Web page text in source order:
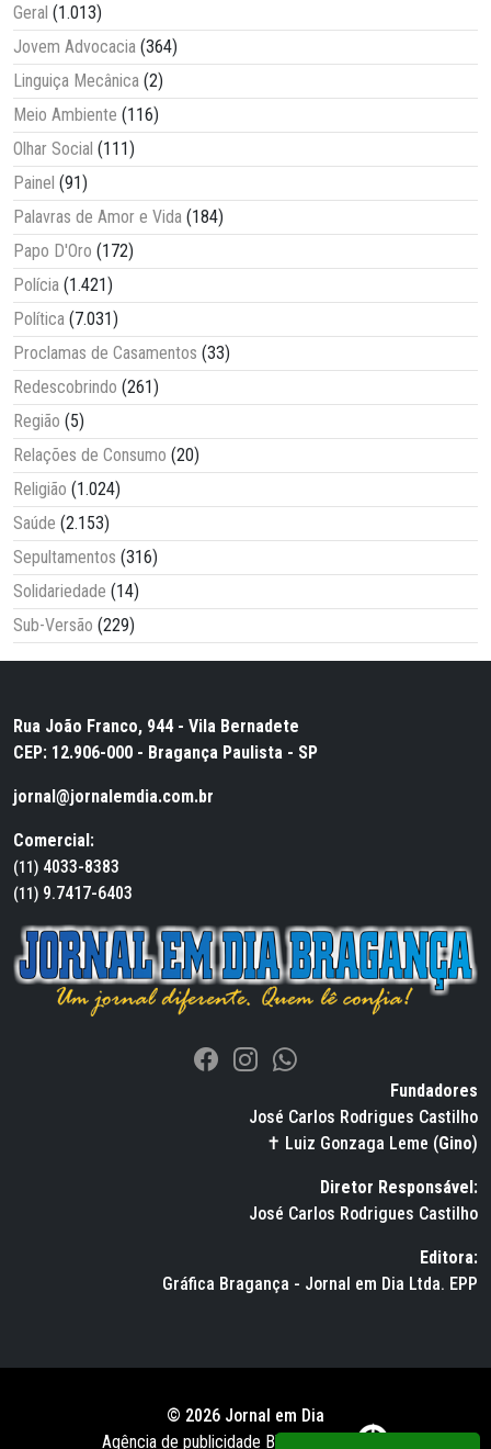
Geral (1.013)
Jovem Advocacia (364)
Linguiça Mecânica (2)
Meio Ambiente (116)
Olhar Social (111)
Painel (91)
Palavras de Amor e Vida (184)
Papo D'Oro (172)
Polícia (1.421)
Política (7.031)
Proclamas de Casamentos (33)
Redescobrindo (261)
Região (5)
Relações de Consumo (20)
Religião (1.024)
Saúde (2.153)
Sepultamentos (316)
Solidariedade (14)
Sub-Versão (229)
Rua João Franco, 944 - Vila Bernadete
CEP: 12.906-000 - Bragança Paulista - SP
jornal@jornalemdia.com.br
Comercial:
(11) 4033-8383
(11) 9.7417-6403
Fundadores
José Carlos Rodrigues Castilho
✝ Luiz Gonzaga Leme (Gino)
Diretor Responsável:
José Carlos Rodrigues Castilho
Editora:
Gráfica Bragança - Jornal em Dia Ltda. EPP
© 2026 Jornal em Dia
Agência de publicidade BWS RUSSO